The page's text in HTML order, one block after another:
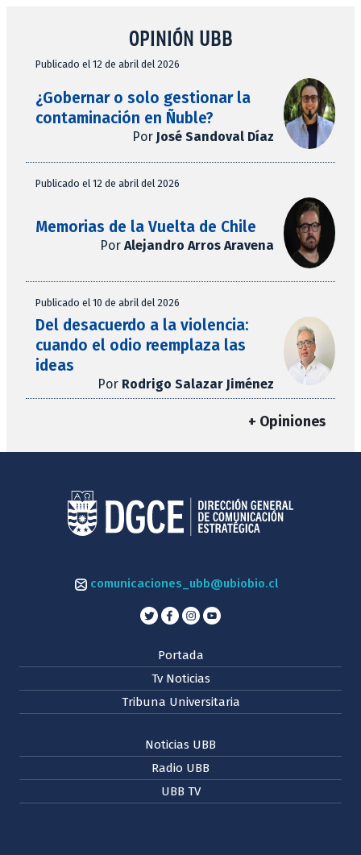
OPINIÓN UBB
Publicado el 12 de abril del 2026
¿Gobernar o solo gestionar la
contaminación en Ñuble?
Por José Sandoval Díaz
Publicado el 12 de abril del 2026
Memorias de la Vuelta de Chile
Por Alejandro Arros Aravena
Publicado el 10 de abril del 2026
Del desacuerdo a la violencia:
cuando el odio reemplaza las
ideas
Por Rodrigo Salazar Jiménez
+ Opiniones
comunicaciones_ubb@ubiobio.cl
Portada
Tv Noticias
Tribuna Universitaria
Noticias UBB
Radio UBB
UBB TV